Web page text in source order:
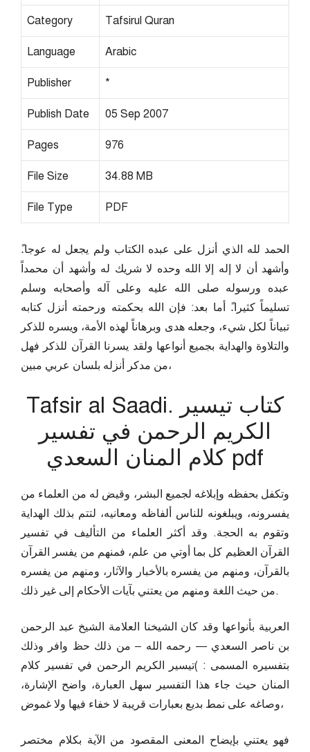
Category Tafsirul Quran
Language Arabic
Publisher *
Publish Date 05 Sep 2007
Pages 976
File Size 34.88 MB
File Type PDF
الحمد لله الذي أنزل على عبده الكتاب ولم يجعل له عوجا.ً
وأشهد أن لا إله إلا الله وحده لا شريك له وأشهد أن محمداً
عبده ورسوله صلى الله عليه وعلى آله وأصحابه وسلم
تسليماً كثيرا.ً أما بعد: فإن الله بحكمته ورحمته أنزل كتابه
تبياناً لكل شيء، وجعله هدى وبرهاناً لهذه الأمة، ويسره للذكر
والتلاوة والهداية بجميع أنواعها ولقد يسرنا القرآن للذكر فهل
من مدكر أنزله بلسان عربي مبين،
Tafsir al Saadi. كتاب تيسير
الكريم الرحمن في تفسير
كلام المنان السعدي pdf
وتكفل بحفظه وإبلاغه لجميع البشر، وقيض له من العلماء من
يفسرونه، ويبلغونه للناس ألفاظه ومعانيه، لتتم بذلك الهداية
وتقوم به الحجة. وقد أكثر العلماء من التأليف في تفسير
القرآن العظيم كل بما أوتي من علم، فمنهم من يفسر القرآن
بالقرآن، ومنهم من يفسره بالأخبار والآثار، ومنهم من يفسره
من حيث اللغة ومنهم من يعتني بآيات الأحكام إلى غير ذلك.
العربية بأنواعها وقد كان الشيخنا العلامة الشيخ عبد الرحمن
بن ناصر السعدي — رحمه الله – من ذلك حظ وافر وذلك
بتفسيره المسمى : )تيسير الكريم الرحمن في تفسير كلام
المنان حيث جاء هذا التفسير سهل العبارة، واضح الإشارة،
وصاغه على نمط بديع بعبارات قريبة لا خفاء فيها ولا غموض،
فهو يعتني بإيضاح المعنى المقصود من الآية بكلام مختصر